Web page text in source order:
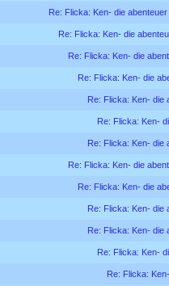
Re: Flicka: Ken- die
Re: Flicka: Ken- die
Re: Flicka: Ken- die
Re: Flicka: Ken- die
Re: Flicka: Ken- die
Re: Flicka: Ken-
Re: Flicka: Ken- die
Re: Flicka: Ken- die
Re: Flicka: Ken- die
Re: Flicka: Ken- die
Re: Flicka: Ken- die
Re: Flicka: Ken-
Re: Flicka: